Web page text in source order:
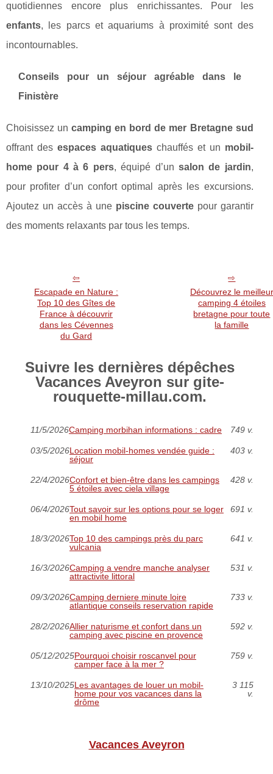
quotidiennes encore plus enrichissantes. Pour les
enfants, les parcs et aquariums à proximité sont des
incontournables.
Conseils pour un séjour agréable dans le
Finistère
Choisissez uncamping en bord de mer Bretagne sud
offrant des espaces aquatiqueschauffés et un mobil-
home pour 4 à 6 pers, équipé d’un salon de jardin,
pour profiter d’un confort optimal après les excursions.
Ajoutez un accès à une piscine couvertepour garantir
des moments relaxants par tous les temps.
Escapade en Nature :
Top 10 des Gîtes de
France à découvrir
dans les Cévennes
du Gard
Découvrez le meilleur
camping 4 étoiles
bretagne pour toute
la famille
Suivre les dernières dépêches
Vacances Aveyron sur gite-
rouquette-millau.com.
11/5/2026Camping morbihan informations : cadre 749 v.
03/5/2026Location mobil-homes vendée guide :
séjour
403 v.
22/4/2026Confort et bien-être dans les campings
5 étoiles avec ciela village
428 v.
06/4/2026Tout savoir sur les options pour se loger
en mobil home
691 v.
18/3/2026Top 10 des campings près du parc
vulcania
641 v.
16/3/2026Camping a vendre manche analyser
attractivite littoral
531 v.
09/3/2026Camping derniere minute loire
atlantique conseils reservation rapide
733 v.
28/2/2026Allier naturisme et confort dans un
camping avec piscine en provence
592 v.
05/12/2025Pourquoi choisir roscanvel pour
camper face à la mer ?
759 v.
13/10/2025Les avantages de louer un mobil-
home pour vos vacances dans la
drôme
3 115
v.
Vacances Aveyron